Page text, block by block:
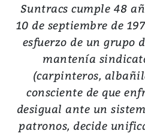
Suntracs cumple 48
10 de septiembre de
esfuerzo de un grupo
mantenía
(carpinteros,
consciente de que
desigual ante un
patronos, decide